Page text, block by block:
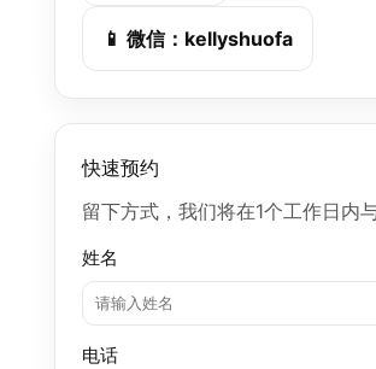
📱 微信：kellyshuofa
快速预约
留下方式，我们将在1个工作日内
姓名
电话